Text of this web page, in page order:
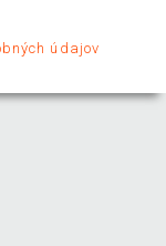
údajov